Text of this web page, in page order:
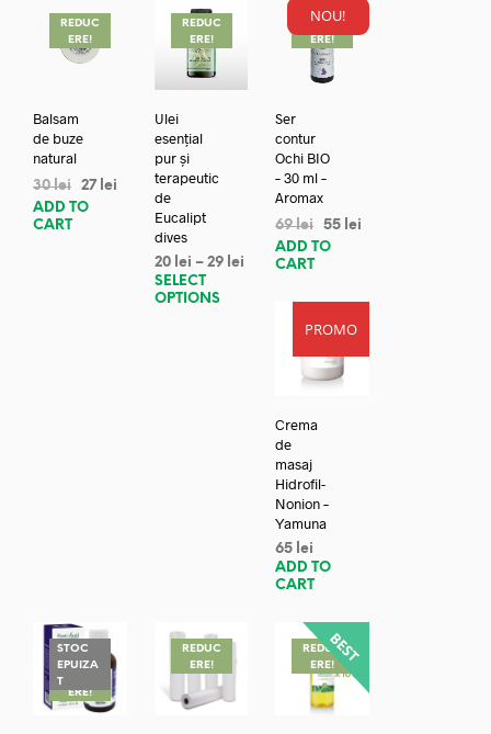
REDUC
ERE!
Balsam
de buze
natural
30lei 27 lei
ADD TO
CART
REDUC
ERE!
Ulei
esențial
pur și
terapeutic
de
Eucalipt
dives
20 lei – 29 lei
SELECT
OPTIONS
NOU!
REDUC
ERE!
Ser
contur
Ochi BIO
– 30 ml –
Aromax
69lei 55 lei
ADD TO
CART
PROMO
Crema
de
masaj
Hidrofil-
Nonion –
Yamuna
65 lei
ADD TO
CART
STOC
EPUIZA
TREDUC
ERE!
REDUC
ERE!
REDUC
ERE!